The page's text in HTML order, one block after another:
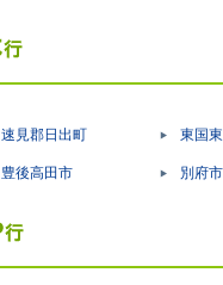
速見郡日出町 東国
豊後高田市 別府市